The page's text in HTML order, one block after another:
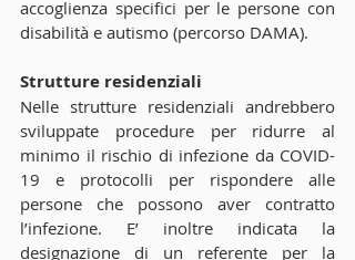
accoglienza specifici per le persone con
disabilità e autismo (percorso DAMA).
Strutture residenziali
Nelle strutture residenziali andrebbero
sviluppate procedure per ridurre al
minimo il rischio di infezione da COVID-
19 e protocolli per rispondere alle
persone che possono aver contratto
l’infezione. E’ inoltre indicata la
designazione di un referente per la